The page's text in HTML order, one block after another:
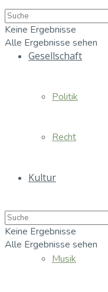
Gesellschaft
Politik
Recht
Kultur
Musik
Keine Ergebnisse
Alle Ergebnisse sehen
Keine Ergebnisse
Alle Ergebnisse sehen